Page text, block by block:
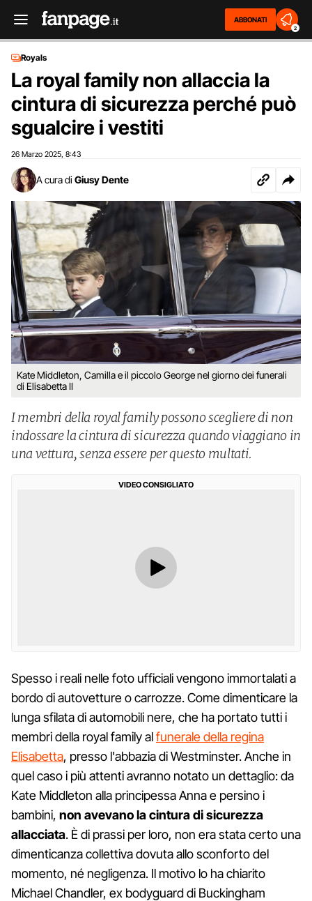
ABBONATI
2
Royals
La royal family non allaccia la
cintura di sicurezza perché può
sgualcire i vestiti
26 Marzo 2025 8:43
A cura di Giusy Dente
Kate Middleton, Camilla e il piccolo George nel giorno dei funerali
di Elisabetta II
I membri della royal family possono scegliere di non
indossare la cintura di sicurezza quando viaggiano in
una vettura, senza essere per questo multati.
VIDEO CONSIGLIATO
Spesso i reali nelle foto ufficiali vengono immortalati a
bordo di autovetture o carrozze. Come dimenticare la
lunga sfilata di automobili nere, che ha portato tutti i
membri della royal family alfunerale della regina
Elisabetta, presso l'abbazia di Westminster. Anche in
quel caso i più attenti avranno notato un dettaglio: da
Kate Middleton alla principessa Anna e persino i
bambini, non avevano la cintura di sicurezza
allacciata. È di prassi per loro, non era stata certo una
dimenticanza collettiva dovuta allo sconforto del
momento, né negligenza. Il motivo lo ha chiarito
Michael Chandler, ex bodyguard di Buckingham